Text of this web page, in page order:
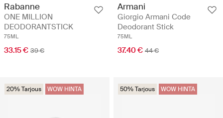
Rabanne
ONE MILLION
DEODORANTSTICK
75ML
33.15 € 39 €
Armani
Giorgio Armani Code
Deodorant Stick
75ML
37.40 € 44 €
20% Tarjous WOW HINTA 50% Tarjous WOW HINTA